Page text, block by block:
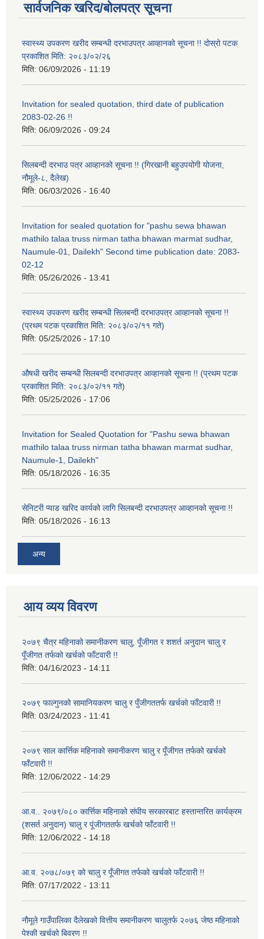
सार्वजनिक खरिद/बोलपत्र सूचना
स्वास्थ्य उपकरण खरीद सम्बन्धी दरभाउपत्र आव्हानको सूचना !! दोस्रो पटक
प्रकाशित मिति: २०८३/०२/२६
मिति: 06/09/2026 - 11:19
Invitation for sealed quotation, third date of publication
2083-02-26 !!
मिति: 06/09/2026 - 09:24
सिलबन्दी दरभाउ पत्र आव्हानको सूचना !! (गिरखानी बहुउपयोगी योजना,
नौमूले-८, दैलेख)
मिति: 06/03/2026 - 16:40
Invitation for sealed quotation for "pashu sewa bhawan
mathilo talaa truss nirman tatha bhawan marmat sudhar,
Naumule-01, Dailekh" Second time publication date: 2083-
02-12
मिति: 05/26/2026 - 13:41
स्वास्थ्य उपकरण खरीद सम्बन्धी सिलबन्दी दरभाउपत्र आव्हानको सूचना !!
(प्रथम पटक प्रकाशित मिति: २०८३/०२/११ गते)
मिति: 05/25/2026 - 17:10
औषधी खरीद सम्बन्धी सिलबन्दी दरभाउपत्र आव्हानको सूचना !! (प्रथम पटक
प्रकाशित मिति: २०८३/०२/११ गते)
मिति: 05/25/2026 - 17:06
Invitation for Sealed Quotation for "Pashu sewa bhawan
mathilo talaa truss nirman tatha bhawan marmat sudhar,
Naumule-1, Dailekh"
मिति: 05/18/2026 - 16:35
सेनिटरी प्याड खरिद कार्यको लागि सिलबन्दी दरभाउपत्र आव्हानको सूचना !!
मिति: 05/18/2026 - 16:13
अन्य
आय व्यय विवरण
२०७९ चैत्र महिनाको समानीकरण चालु, पूँजीगत र शशर्त अनुदान चालु र
पूँजीगत तर्फको खर्चको फाँटवारी !!
मिति: 04/16/2023 - 14:11
२०७९ फाल्गुनको सामानियकरण चालु र पुँजीगततर्फ खर्चको फाँटवारी !!
मिति: 03/24/2023 - 11:41
२०७९ साल कार्त्तिक महिनाको समानीकरण चालु र पूँजीगत तर्फको खर्चको
फाँटवारी !!
मिति: 12/06/2022 - 14:29
आ.व.. २०७९/०८० कार्त्तिक महिनाको संघीय सरकारबाट हस्तान्तरित कार्यक्रम
(शसर्त अनुदान) चालु र पूंजीगततर्फ खर्चको फाँटवारी !!
मिति: 12/06/2022 - 14:18
आ.व. २०७८/०७९ को चालु र पूँजीगत तर्फको खर्चको फाँटवारी !!
मिति: 07/17/2022 - 13:11
नौमूले गाउँपालिका दैलेखको वित्तीय समानीकरण चालुतर्फ २०७६ जेष्ठ महिनाको
पेश्की खर्चको बिवरण !!